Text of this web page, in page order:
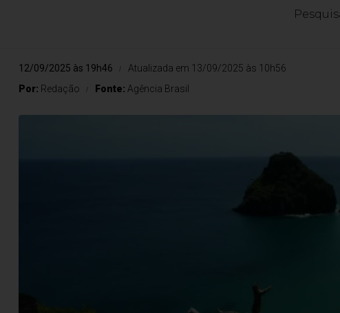
12/09/2025 às 19h46
Atualizada em 13/09/2025 às 10h56
Por: Redação Fonte: Agência Brasil